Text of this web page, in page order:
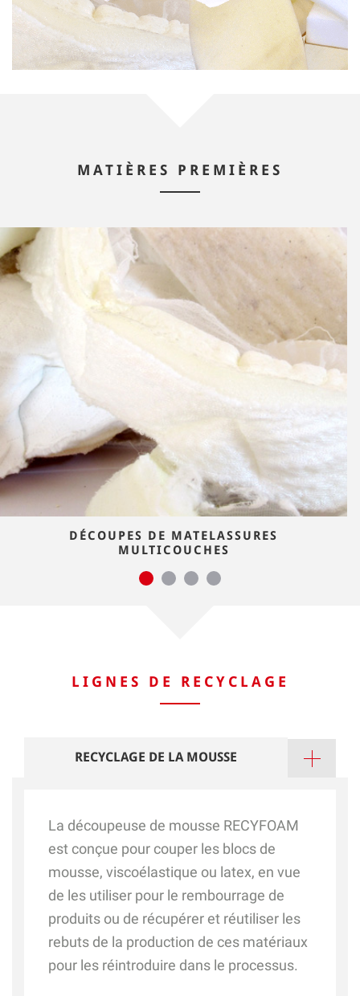
MATIÈRES PREMIÈRES
DÉCOUPES DE MATELASSURES
MULTICOUCHES
LIGNES DE RECYCLAGE
RECYCLAGE DE LA MOUSSE
La découpeuse de mousse RECYFOAM
est conçue pour couper les blocs de
mousse, viscoélastique ou latex, en vue
de les utiliser pour le rembourrage de
produits ou de récupérer et réutiliser les
rebuts de la production de ces matériaux
pour les réintroduire dans le processus.